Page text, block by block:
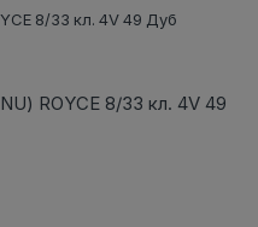
8/33 кл. 4V 49 Дуб